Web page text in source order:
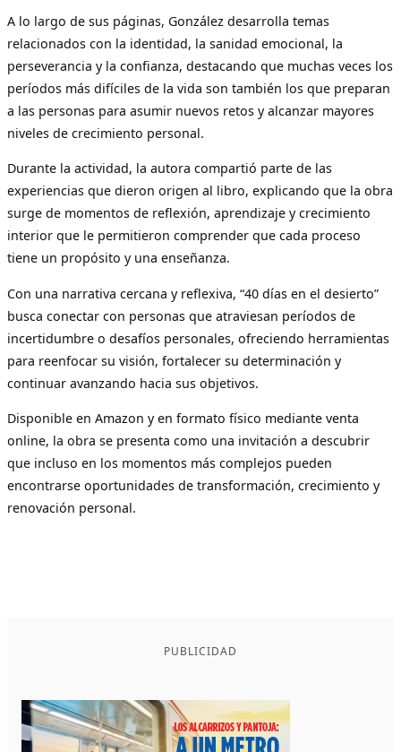
A lo largo de sus páginas, González desarrolla temas
relacionados con la identidad, la sanidad emocional, la
perseverancia y la confianza, destacando que muchas veces los
períodos más difíciles de la vida son también los que preparan
a las personas para asumir nuevos retos y alcanzar mayores
niveles de crecimiento personal.
Durante la actividad, la autora compartió parte de las
experiencias que dieron origen al libro, explicando que la obra
surge de momentos de reflexión, aprendizaje y crecimiento
interior que le permitieron comprender que cada proceso
tiene un propósito y una enseñanza.
Con una narrativa cercana y reflexiva, “40 días en el desierto”
busca conectar con personas que atraviesan períodos de
incertidumbre o desafíos personales, ofreciendo herramientas
para reenfocar su visión, fortalecer su determinación y
continuar avanzando hacia sus objetivos.
Disponible en Amazon y en formato físico mediante venta
online, la obra se presenta como una invitación a descubrir
que incluso en los momentos más complejos pueden
encontrarse oportunidades de transformación, crecimiento y
renovación personal.
PUBLICIDAD